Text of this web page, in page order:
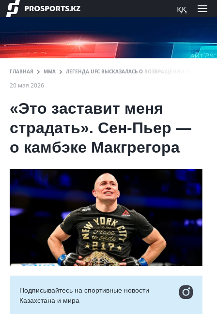
ққ
ГЛАВНАЯ ММА ЛЕГЕНДА UFC ВЫСКАЗАЛАСЬ О ВОЗВРАЩЕНИИ
20 мая 2026
«Это заставит меня
страдать». Сен-Пьер —
о камбэке Макгрегора
Подписывайтесь на cпортивные новости
Казахстана и мира